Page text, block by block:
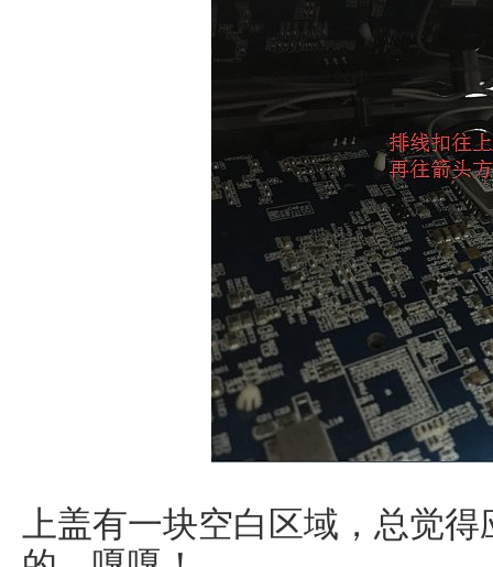
上盖有一块空白区域，总觉